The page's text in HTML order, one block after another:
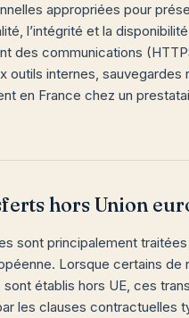
appropriées pour
l’intégrité et la
des communications
outils internes, sauvegardes
en France chez un
hors Union
sont principalement
Lorsque certains de
sont établis hors UE, ces
les clauses contractuelles